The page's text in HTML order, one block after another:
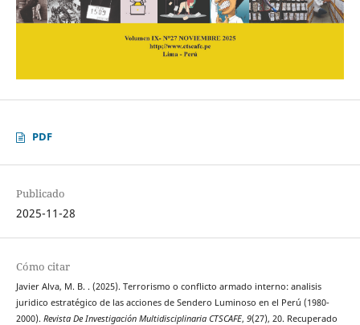
PDF
Publicado
2025-11-28
Cómo citar
Javier Alva, M. B. . (2025). Terrorismo o conflicto armado interno: analisis
juridico estratégico de las acciones de Sendero Luminoso en el Perú (1980-
2000). Revista De Investigación Multidisciplinaria CTSCAFE, 9(27), 20. Recuperado